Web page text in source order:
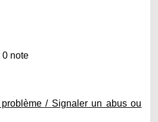
0 note
/ Signaler un abus ou